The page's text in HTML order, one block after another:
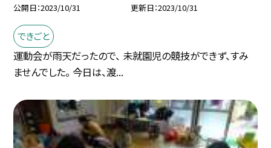
公開日 2023/10/31 更新日 2023/10/31
できごと
運動会が雨天だったので、 未就園児の競技ができず、すみ
ませんでした。 今日は、渡...